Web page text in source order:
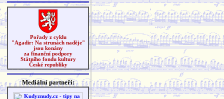
Pořady z cyklu
"Agadir: Na strunách naděje"
jsou konány
za finanční podpory
Státního fondu kultury
České republiky
Mediální partneři: